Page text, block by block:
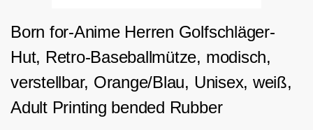
Born for-Anime Herren Golfschläger-
Hut, Retro-Baseballmütze, modisch,
verstellbar, Orange/Blau, Unisex, weiß,
Adult Printing bended Rubber